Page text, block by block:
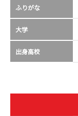
ふりがな
大学
出身高校